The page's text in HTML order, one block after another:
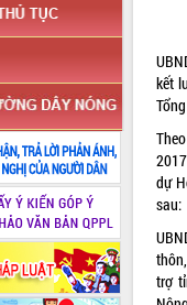
kết
dự
sau:
trợ